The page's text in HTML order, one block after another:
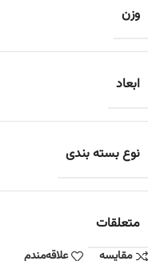
وزن
ابعاد
نوع بسته ‌بندی
متعلقات
مقایسه
علاقه‌مندم